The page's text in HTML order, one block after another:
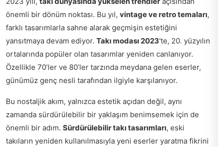
önemli bir dönüm noktası. Bu yıl, vintage ve retro temaları,
farklı tasarımlarla sahne alarak geçmişin estetiğini
yansıtmaya devam ediyor. Takı modası 2023'te, 20. yüzyılın
ortalarında popüler olan tasarımlar yeniden canlanıyor.
Özellikle 70’ler ve 80’ler tarzında meydana gelen eserler,
günümüz genç nesli tarafından ilgiyle karşılanıyor.
Bu nostaljik akım, yalnızca estetik açıdan değil, aynı
zamanda sürdürülebilir bir yaklaşım benimsemek için de
önemli bir adım. Sürdürülebilir takı tasarımları, eski
takıların yeniden kullanılmasıyla yeni eserler yaratma fikrini